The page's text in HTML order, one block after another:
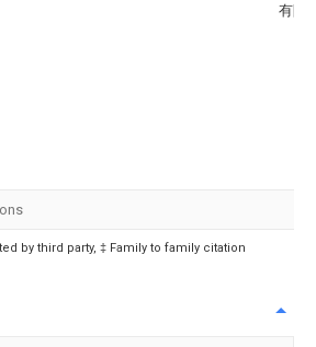
有限
by third party, ‡ Family to family citation